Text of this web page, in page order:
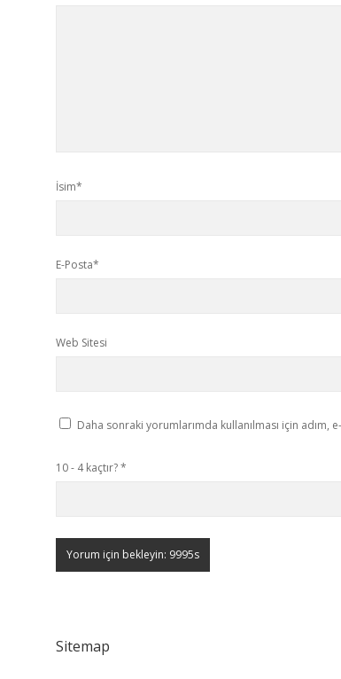
İsim*
E-Posta*
Web Sitesi
Daha sonraki yorumlarımda kullanılması için
10 - 4 kaçtır?*
Sitemap